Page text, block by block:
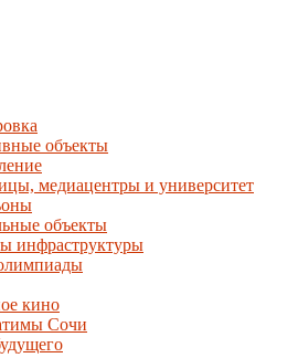
объекты
медиацентры и университет
объекты
инфраструктуры
кино
Сочи